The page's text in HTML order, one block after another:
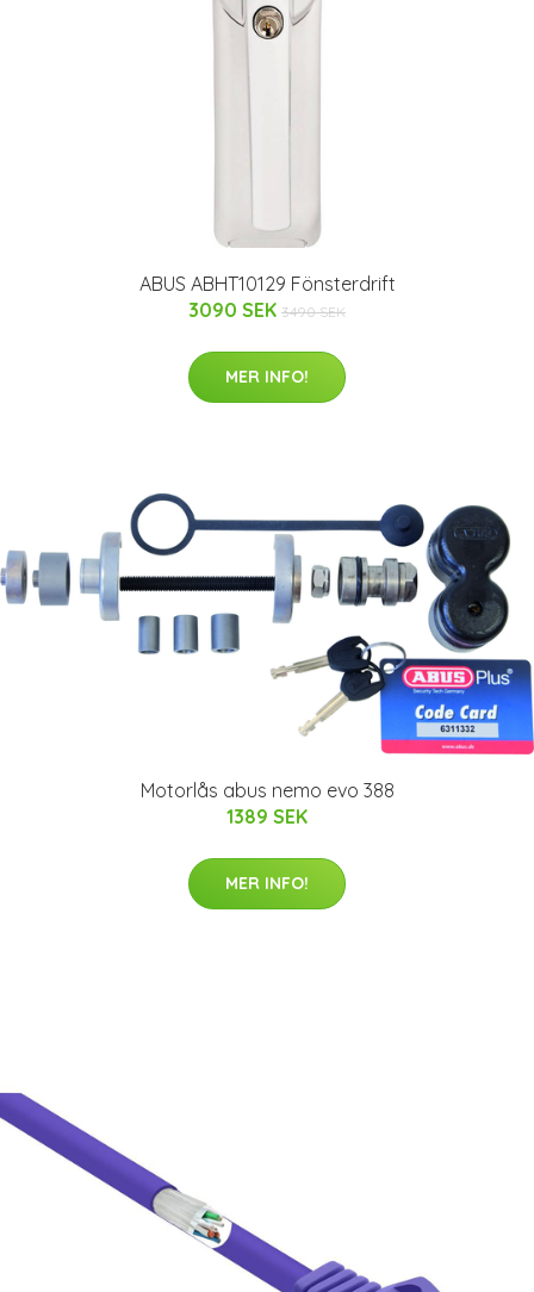
ABUS ABHT10129 Fönsterdrift
3090 SEK 3490 SEK
MER INFO!
Motorlås abus nemo evo 388
1389 SEK
MER INFO!